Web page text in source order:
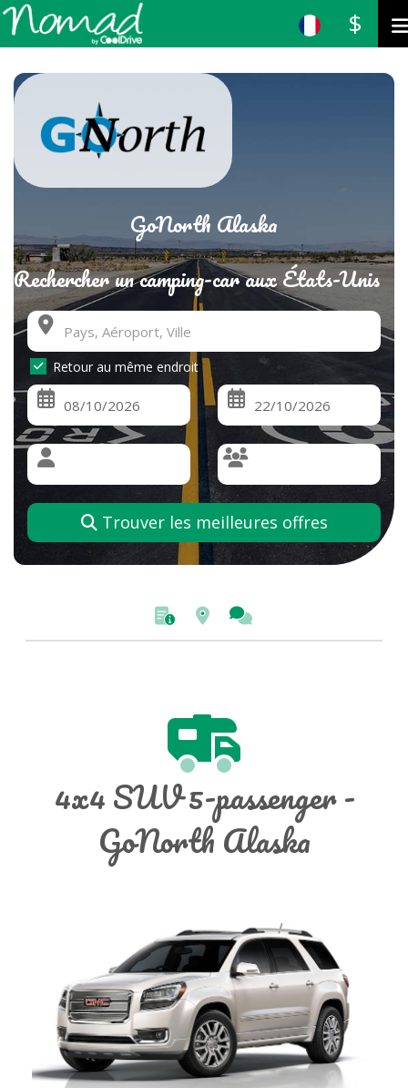
$
GoNorth Alaska
Rechercher un camping-car aux États-Unis
Retour au même endroit
Trouver les meilleures offres
4x4 SUV 5-passenger -
GoNorth Alaska